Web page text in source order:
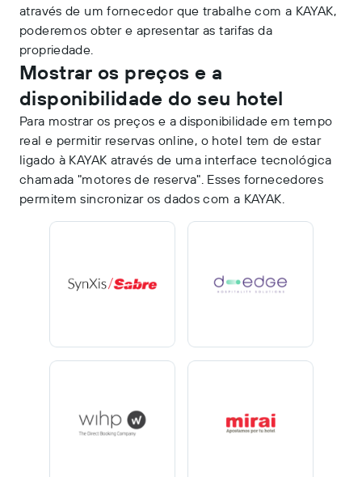
através de um fornecedor que trabalhe com a KAYAK,
poderemos obter e apresentar as tarifas da
propriedade.
Mostrar os preços e a
disponibilidade do seu hotel
Para mostrar os preços e a disponibilidade em tempo
real e permitir reservas online, o hotel tem de estar
ligado à KAYAK através de uma interface tecnológica
chamada "motores de reserva". Esses fornecedores
permitem sincronizar os dados com a KAYAK.